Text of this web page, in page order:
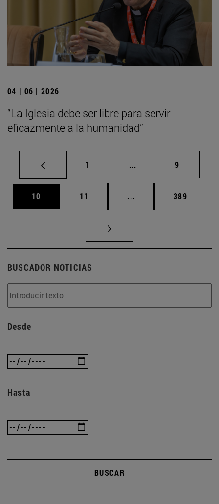
04 | 06 | 2026
“La Iglesia debe ser libre para servir
eficazmente a la humanidad”
Página
1 ... Páginas intermedias
Página
9
Página
10 Página
11 ... Páginas intermedias
Página
389
BUSCADOR NOTICIAS
Desde
Hasta
BUSCAR